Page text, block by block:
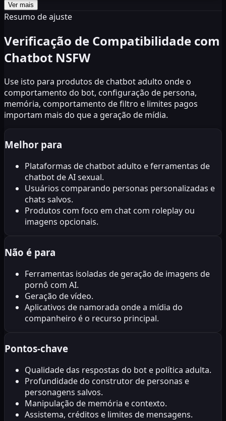
Ver mais
Resumo de ajuste
Verificação de Compatibilidade com
Chatbot NSFW
Use isto para produtos de chatbot adulto onde o
comportamento do bot, configuração de persona,
memória, comportamento de filtro e limites pagos
importam mais do que a geração de mídia.
Melhor para
Plataformas de chatbot adulto e ferramentas de
chatbot de AI sexual.
Usuários comparando personas personalizadas e
chats salvos.
Produtos com foco em chat com roleplay ou
imagens opcionais.
Não é para
Ferramentas isoladas de geração de imagens de
pornô com AI.
Geração de vídeo.
Aplicativos de namorada onde a mídia do
companheiro é o recurso principal.
Pontos-chave
Qualidade das respostas do bot e política adulta.
Profundidade do construtor de personas e
personagens salvos.
Manipulação de memória e contexto.
Assistema, créditos e limites de mensagens.